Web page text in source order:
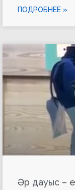
ПОДРОБНЕЕ »
Әр дауыс –